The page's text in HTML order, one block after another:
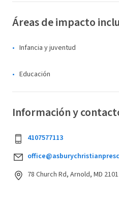
Áreas de impacto
Infancia y juventud
Educación
Información y
4107577113
78 Church Rd, Arnold, MD